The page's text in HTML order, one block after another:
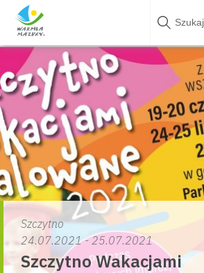
Skip
Szczytno
24.07.2021 - 25.07.2021
Szczytno Wakacjami